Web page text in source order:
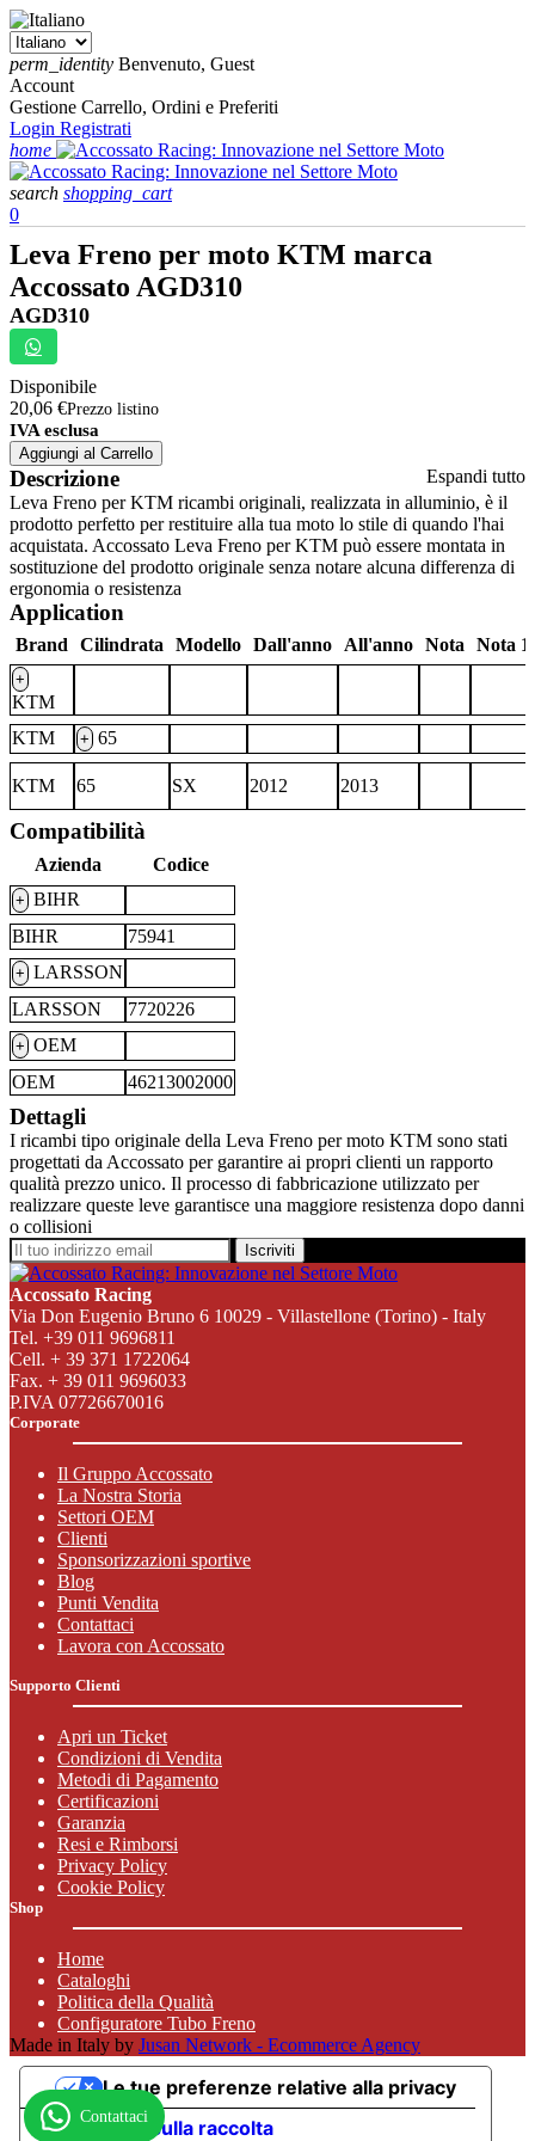
perm_identity Benvenuto, Guest
Account
Gestione Carrello, Ordini e Preferiti
Login Registrati
home
search shopping_cart
0
Leva Freno per moto KTM marca
Accossato AGD310
AGD310
Disponibile
20,06 €Prezzo listino
IVA esclusa
Aggiungi al Carrello
Espandi tutto
Descrizione
Leva Freno per KTM ricambi originali, realizzata in alluminio, è il
prodotto perfetto per restituire alla tua moto lo stile di quando l'hai
acquistata. Accossato Leva Freno per KTM può essere montata in
sostituzione del prodotto originale senza notare alcuna differenza di
ergonomia o resistenza
Application
Brand Cilindrata Modello Dall'anno All'anno Nota Nota 1
+
KTM
KTM
+ 65
KTM 65 SX 2012 2013
Compatibilità
Azienda Codice
+ BIHR
BIHR
75941
+ LARSSON
LARSSON
7720226
+ OEM
OEM
46213002000
Dettagli
I ricambi tipo originale della Leva Freno per moto KTM sono stati
progettati da Accossato per garantire ai propri clienti un rapporto
qualità prezzo unico. Il processo di fabbricazione utilizzato per
realizzare queste leve garantisce una maggiore resistenza dopo danni
o collisioni
Iscriviti
Accossato Racing
Via Don Eugenio Bruno 6 10029 - Villastellone (Torino) - Italy
Tel. +39 011 9696811
Cell. + 39 371 1722064
Fax. + 39 011 9696033
P.IVA 07726670016
Corporate
Il Gruppo Accossato
La Nostra Storia
Settori OEM
Clienti
Sponsorizzazioni sportive
Blog
Punti Vendita
Contattaci
Lavora con Accossato
Supporto Clienti
Apri un Ticket
Condizioni di Vendita
Metodi di Pagamento
Certificazioni
Garanzia
Resi e Rimborsi
Privacy Policy
Cookie Policy
Shop
Home
Cataloghi
Politica della Qualità
Configuratore Tubo Freno
Made in Italy by Jusan Network - Ecommerce Agency
Informativa sulla raccolta
Le tue preferenze relative alla privacy
Contattaci